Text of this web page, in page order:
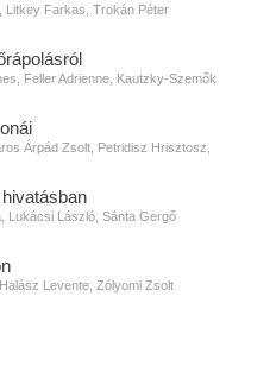
Litkey Farkas, Trokán Péter
Feller Adrienne, Kautzky-Szemők
Árpád Zsolt, Petridisz Hrisztosz,
Lukácsi László, Sánta Gergő
Levente, Zólyomi Zsolt